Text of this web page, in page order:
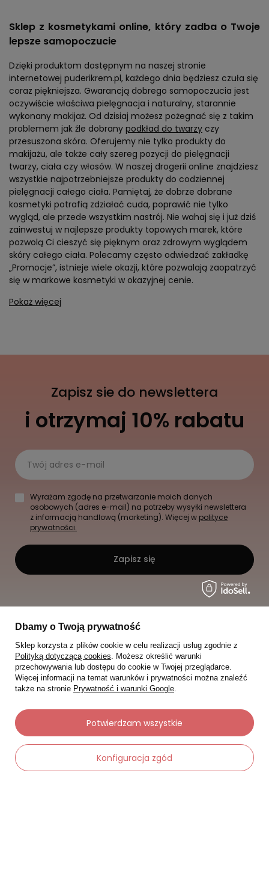
Sklep z kosmetykami online, który zadba o Twoje
lepsze samopoczucie
Dzięki produktom dostępnym na naszej stronie
internetowej puderikrem.pl, każdego dnia będziesz czuła się
coraz piękniejsza. Gwarancją dobrego samopoczucia jest
oczywiście właściwa pielęgnacja i naturalny, starannie
wykonany makijaż. Od dzisiaj możesz pożegnać się z takim
problemem jak źle dobrany podkład do twarzy czy
przesuszona skóra. Oferujemy nie tylko produkty do
makijażu, ale także cały szereg pozycji do pielęgnacji
twarzy, ciała czy włosów. W naszej drogerii online znajdziesz
wszystkie najpotrzebniejsze produkty do codziennej
pielęgnacji całego ciała. Pamiętaj, że dobrze dobrane
kosmetyki potrafią zdziałać cuda, poprawić nie tylko
wygląd, ale przede wszystkim nastrój. Nie wahaj się i już dziś
zainwestuj w najlepsze produkty topowych marek, które
pozwolą Ci cieszyć się pięknym oraz zdrowym wyglądem
skóry całego ciała. Polecamy często odwiedzać zakładkę
„Promocje”, istnieje wiele okazji, które pozwalają zaopatrzyć
się w markowe kosmetyki w okazyjnej cenie.
Pokaż więcej
Zapisz sie do newslettera
i otrzymaj 10% rabatu
Twój adres e-mail
Wyrażam zgodę na przetwarzanie moich danych
osobowych (adres e-mail) na potrzeby wysyłki newslettera
z informacją handlową (marketing). Więcej w polityce
prywatności.
Zapisz się
Dbamy o Twoją prywatność
Sklep korzysta z plików cookie w celu realizacji usług zgodnie z
Polityką dotyczącą cookies. Możesz określić warunki
przechowywania lub dostępu do cookie w Twojej przeglądarce.
Więcej informacji na temat warunków i prywatności można znaleźć
także na stronie Prywatność i warunki Google.
Konfiguracja zgód
Potwierdzam wszystkie